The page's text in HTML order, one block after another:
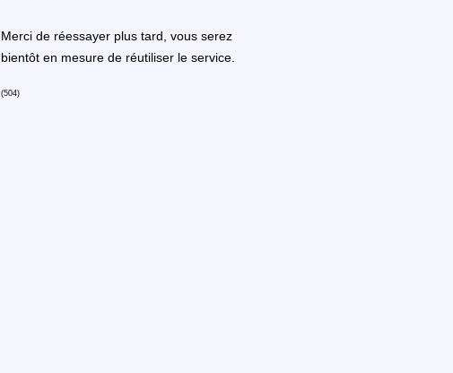
Merci de réessayer plus tard, vous serez
bientôt en mesure de réutiliser le service.
(504)